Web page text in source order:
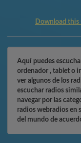
Download this
Aquí puedes
ordenador , tablet o
ver algunos de los
escuchar radios
navegar por las
radios webradios en
del mundo de